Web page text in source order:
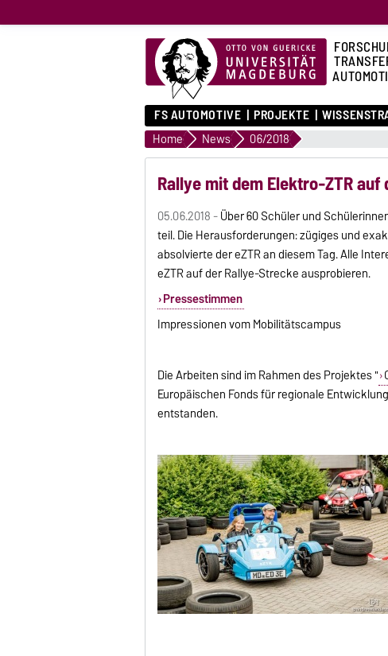
FS AUTOMOTIVE PROJEKTE
Home News 06/2018
Rallye mit dem Elektro-ZTR
05.06.2018 -Über 60 Schüler und
teil. Die Herausforderungen: zügiges und
absolvierte der eZTR an diesem Tag. Alle
eZTR auf der Rallye-Strecke ausprobieren.
Pressestimmen
Impressionen vom Mobilitätscampus
Die Arbeiten sind im Rahmen des Projektes "
Europäischen Fonds für regionale
entstanden.